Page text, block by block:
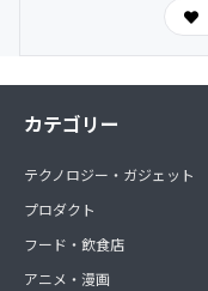
カテゴリー
テクノロジー・ガジェット
プロダクト
フード・飲食店
アニメ・漫画